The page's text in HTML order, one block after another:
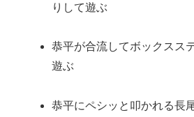
りして遊ぶ
恭平が合流してボックスス
遊ぶ
恭平にペシッと叩かれる長